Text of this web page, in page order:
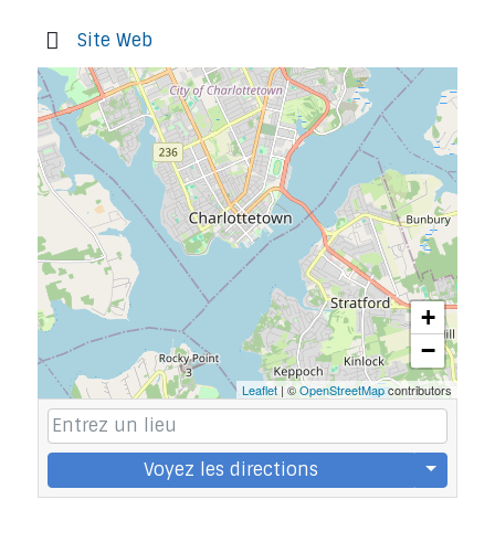
Site Web
+
−
Leaflet | ©OpenStreetMapcontributors
Voyez les directions